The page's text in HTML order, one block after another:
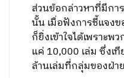
ส่วนข้อกล่าวหาที่มีกา
นั้น เมื่อฟังการชี้แจง
ก็ยิ่งเข้าใจได้เพราะพ
แค่ 10,000 เล่ม ซึ่งเ
ล้านเล่มที่กลุ่มของฝ่